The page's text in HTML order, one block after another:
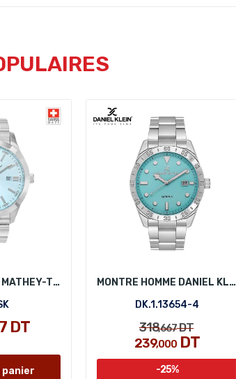
MONTRE HOMME MATHEY-TISSOT H455SK
DT
MONTRE HOMME DANIEL KLEIN DK.1.13654-4
DK.1.13654-4
318,667DT
239,000 DT
-25%